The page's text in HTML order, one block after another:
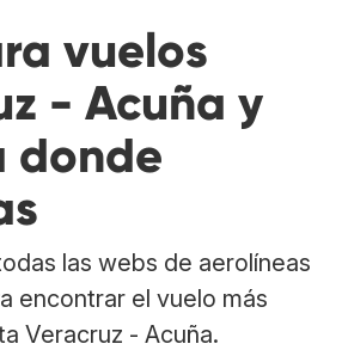
vuelos
- Acuña y
donde
las webs de aerolíneas
encontrar el vuelo más
Veracruz - Acuña.